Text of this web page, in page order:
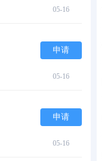
05-16
申请
05-16
申请
05-16